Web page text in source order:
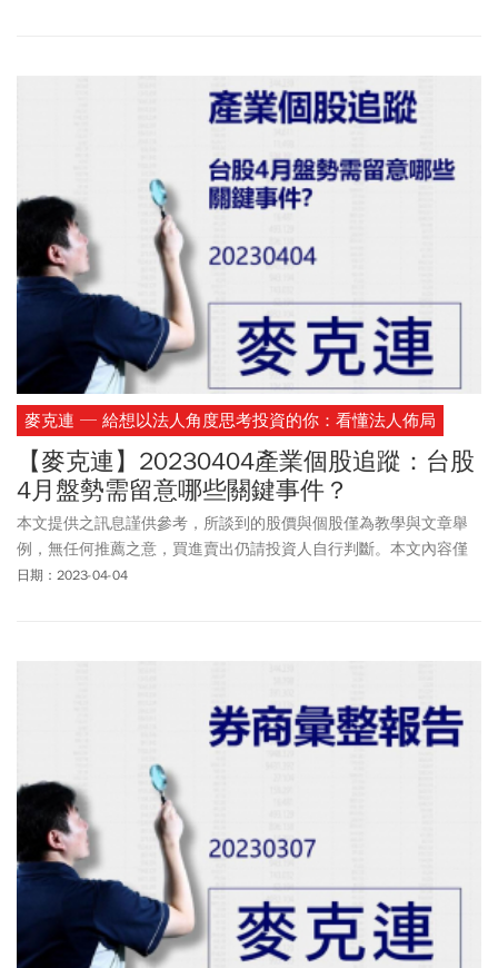
麥克連 ─ 給想以法人角度思考投資的你：看懂法人佈局
【麥克連】20230404產業個股追蹤：台股
4月盤勢需留意哪些關鍵事件？
本文提供之訊息謹供參考，所談到的股價與個股僅為教學與文章舉
例，無任何推薦之意，買進賣出仍請投資人自行判斷。本文內容僅
供訂閱戶本人使用，非經授權嚴禁任何翻印、轉載，或以任何型態
日期：2023-04-04